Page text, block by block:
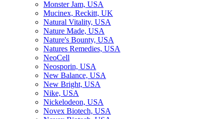
Monster Jam, USA
Mucinex, Reckitt, UK
Natural Vitality, USA
Nature Made, USA
Nature's Bounty, USA
Natures Remedies, USA
NeoCell
Neosporin, USA
New Balance, USA
New Bright, USA
Nike, USA
Niсkelodeon, USA
Novex Biotech, USA